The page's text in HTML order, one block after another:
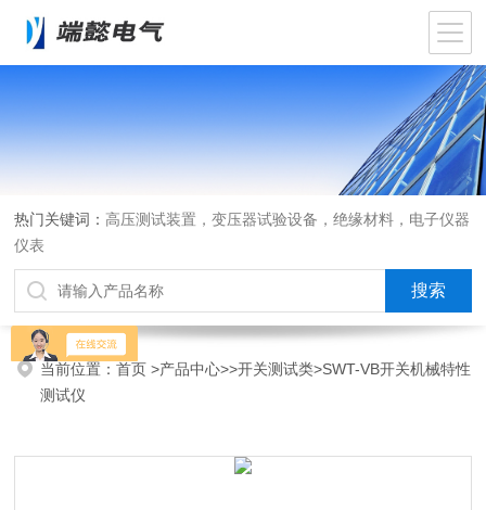
热门关键词： 高压测试装置，变压器试验设备，绝缘材料，电子仪器
仪表
当前位置：首页>产品中心>>开关测试类>SWT-VB开关机械特性
测试仪